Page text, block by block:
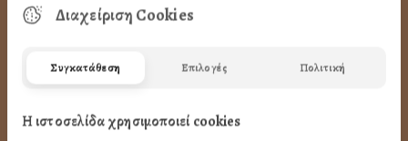
Μεταφορικά & Αντικαταβολή
LINK
Διαχείριση Cookies
Συγκατάθεση Επιλογές Πολιτική
Η ιστοσελίδα χρησιμοποιεί cookies